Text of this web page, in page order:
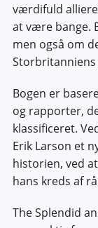
værdifuld
at være bange.
men også om
Bogen er
og rapporter,
klassificeret.
Erik Larson et
historien, ved
hans kreds af
The Splendid